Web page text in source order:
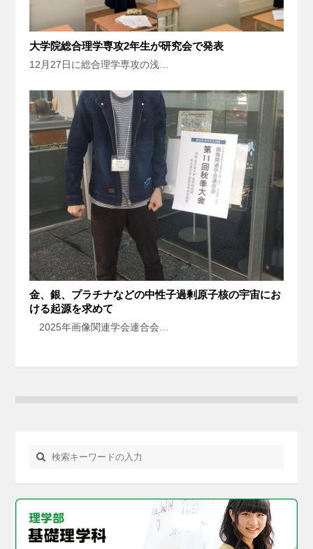
大学院総合理学専攻2年生が研究会で発表
12月27日に総合理学専攻の浅…
金、銀、プラチナなどの中性子過剰原子核の宇宙にお
ける起源を求めて
2025年画像関連学会連合会…